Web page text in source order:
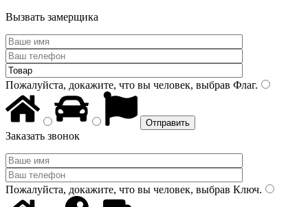
Вызвать замерщика
Пожалуйста, докажите, что вы человек, выбрав Флаг.
Заказать звонок
Пожалуйста, докажите, что вы человек, выбрав Ключ.